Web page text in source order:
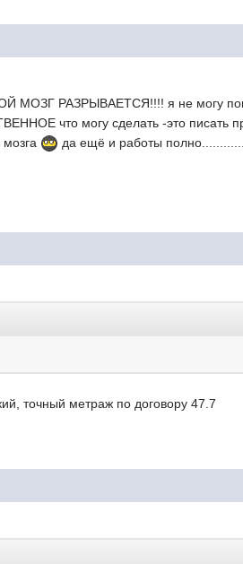
РАЗРЫВАЕТСЯ!!!! я не могу
что могу сделать -это писать
да ещё и работы
точный метраж по договору 47.7